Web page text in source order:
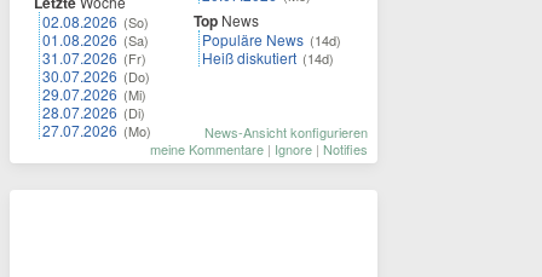
02.08.2026 (So)
01.08.2026 (Sa)
31.07.2026 (Fr)
30.07.2026 (Do)
29.07.2026 (Mi)
28.07.2026 (Di)
27.07.2026 (Mo)
Top News
Populäre News (14d)
Heiß diskutiert (14d)
News-Ansicht konfigurieren
meine Kommentare | Ignore | Notifies